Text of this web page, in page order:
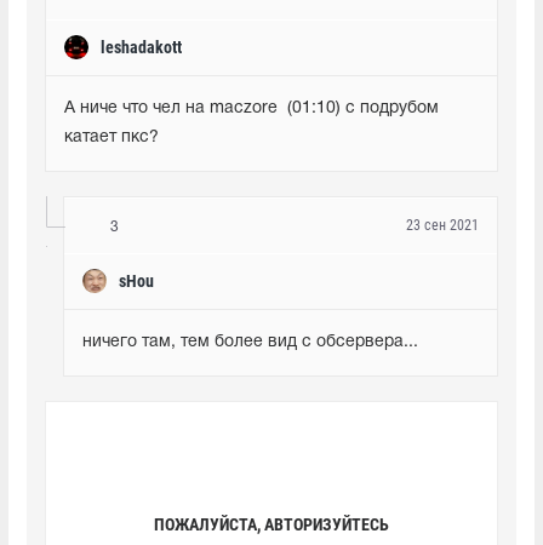
leshadakott
А ниче что чел на maczore  (01:10) с подрубом
катает пкс?
3
sHou
23 сен 2021
ничего там, тем более вид с обсервера...
ПОЖАЛУЙСТА, АВТОРИЗУЙТЕСЬ